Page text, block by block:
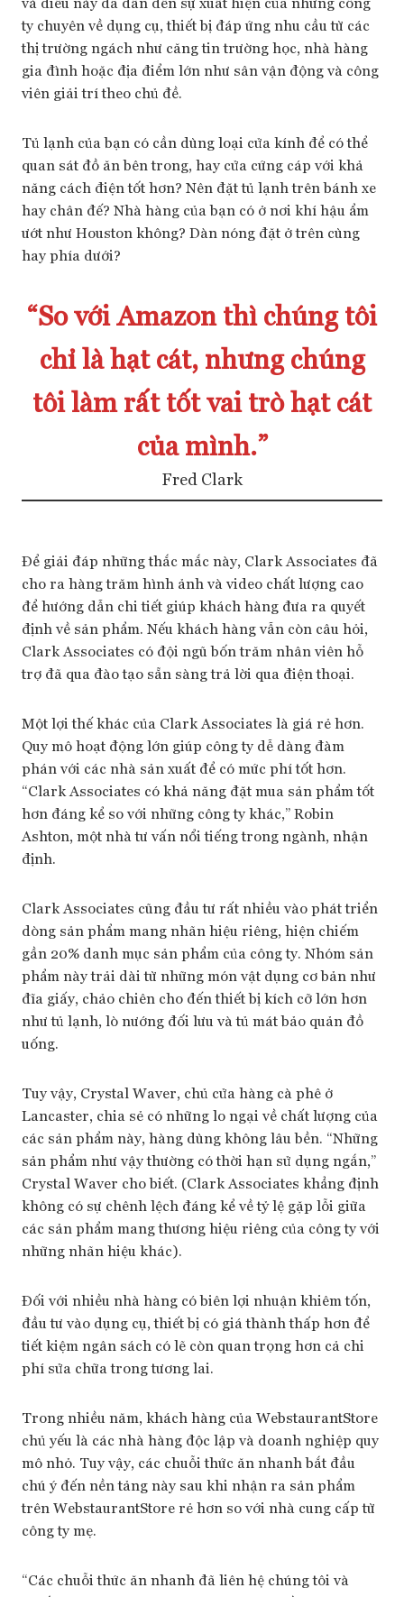
ty chuyên về dụng cụ, thiết bị đáp ứng nhu cầu từ các
thị trường ngách như căng tin trường học, nhà hàng
gia đình hoặc địa điểm lớn như sân vận động và công
viên giải trí theo chủ đề.
Tủ lạnh của bạn có cần dùng loại cửa kính để có thể
quan sát đồ ăn bên trong, hay cửa cứng cáp với khả
năng cách điện tốt hơn? Nên đặt tủ lạnh trên bánh xe
hay chân đế? Nhà hàng của bạn có ở nơi khí hậu ẩm
ướt như Houston không? Dàn nóng đặt ở trên cùng
hay phía dưới?
“So với Amazon thì chúng tôi
chỉ là hạt cát, nhưng chúng
tôi làm rất tốt vai trò hạt cát
của mình.”
Fred Clark
Để giải đáp những thắc mắc này, Clark Associates đã
cho ra hàng trăm hình ảnh và video chất lượng cao
để hướng dẫn chi tiết giúp khách hàng đưa ra quyết
định về sản phẩm. Nếu khách hàng vẫn còn câu hỏi,
Clark Associates có đội ngũ bốn trăm nhân viên hỗ
trợ đã qua đào tạo sẵn sàng trả lời qua điện thoại.
Một lợi thế khác của Clark Associates là giá rẻ hơn.
Quy mô hoạt động lớn giúp công ty dễ dàng đàm
phán với các nhà sản xuất để có mức phí tốt hơn.
“Clark Associates có khả năng đặt mua sản phẩm tốt
hơn đáng kể so với những công ty khác,” Robin
Ashton, một nhà tư vấn nổi tiếng trong ngành, nhận
định.
Clark Associates cũng đầu tư rất nhiều vào phát triển
dòng sản phẩm mang nhãn hiệu riêng, hiện chiếm
gần 20% danh mục sản phẩm của công ty. Nhóm sản
phẩm này trải dài từ những món vật dụng cơ bản như
đĩa giấy, chảo chiên cho đến thiết bị kích cỡ lớn hơn
như tủ lạnh, lò nướng đối lưu và tủ mát bảo quản đồ
uống.
Tuy vậy, Crystal Waver, chủ cửa hàng cà phê ở
Lancaster, chia sẻ có những lo ngại về chất lượng của
các sản phẩm này, hàng dùng không lâu bền. “Những
sản phẩm như vậy thường có thời hạn sử dụng ngắn,”
Crystal Waver cho biết. (Clark Associates khẳng định
không có sự chênh lệch đáng kể về tỷ lệ gặp lỗi giữa
các sản phẩm mang thương hiệu riêng của công ty với
những nhãn hiệu khác).
Đối với nhiều nhà hàng có biên lợi nhuận khiêm tốn,
đầu tư vào dụng cụ, thiết bị có giá thành thấp hơn để
tiết kiệm ngân sách có lẽ còn quan trọng hơn cả chi
phí sửa chữa trong tương lai.
Trong nhiều năm, khách hàng của WebstaurantStore
chủ yếu là các nhà hàng độc lập và doanh nghiệp quy
mô nhỏ. Tuy vậy, các chuỗi thức ăn nhanh bắt đầu
chú ý đến nền tảng này sau khi nhận ra sản phẩm
trên WebstaurantStore rẻ hơn so với nhà cung cấp từ
công ty mẹ.
“Các chuỗi thức ăn nhanh đã liên hệ chúng tôi và